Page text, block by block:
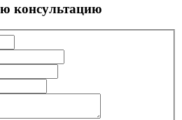
консультацию